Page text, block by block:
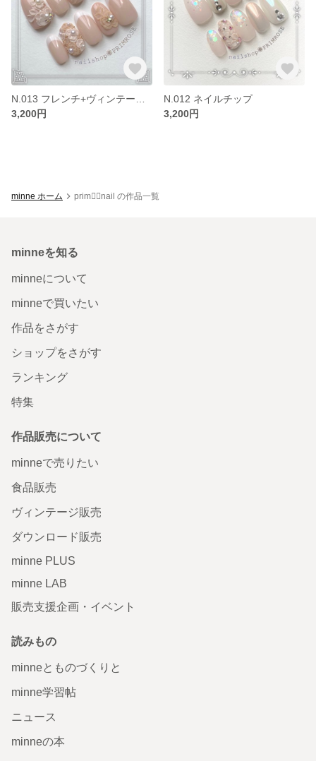
3,200円
N.012 ネイルチップ
3,200円
minne ホーム prim❁⃘nail の作品一覧
minneを知る
minneについて
minneで買いたい
作品をさがす
ショップをさがす
ランキング
特集
作品販売について
minneで売りたい
食品販売
ヴィンテージ販売
ダウンロード販売
minne PLUS
minne LAB
販売支援企画・イベント
読みもの
minneとものづくりと
minne学習帖
ニュース
minneの本